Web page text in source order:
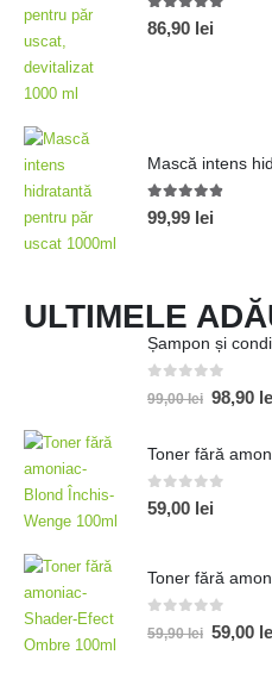
5.00out of 5
86,90 lei
4.80out of 5
99,99 lei
ULTIMELE
Șampon și
out of 5
99,00lei 98,90
Toner fără
0out of 5
59,00 lei
Toner fără
out of 5
59,90lei 59,00